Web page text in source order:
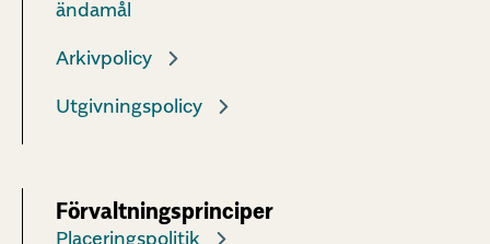
ändamål
Arkivpolicy
Utgivningspolicy
Förvaltningsprinciper
Placeringspolitik